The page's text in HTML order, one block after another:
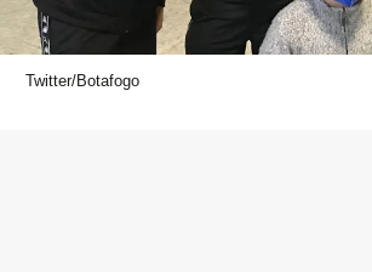
Twitter/Botafogo